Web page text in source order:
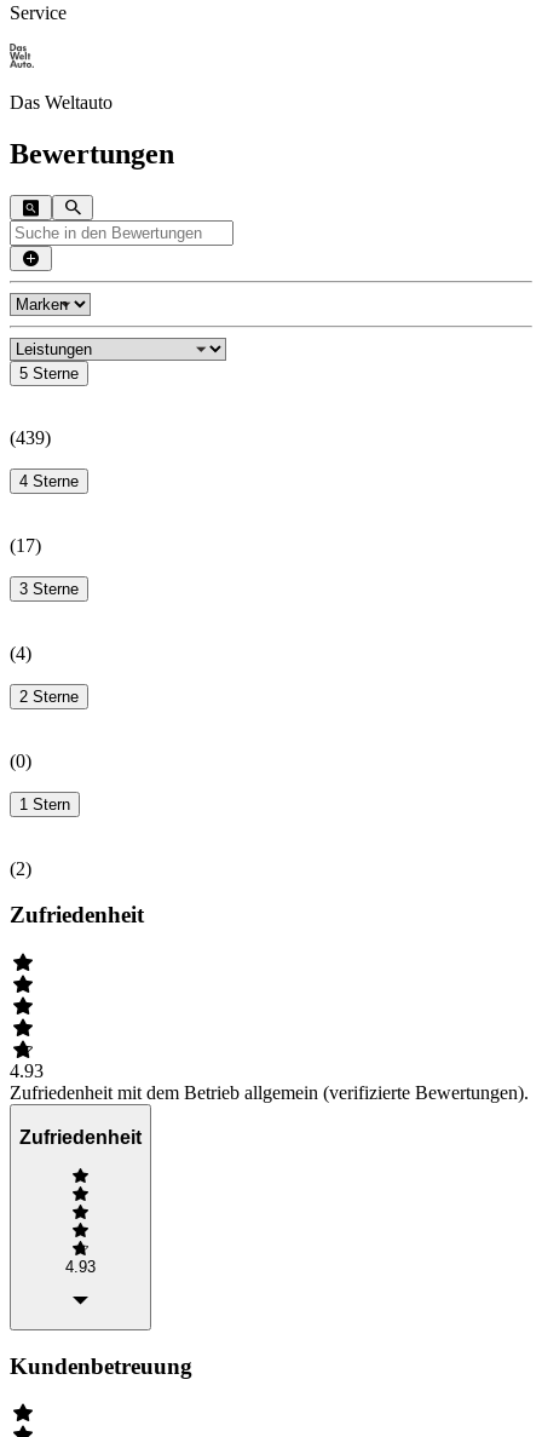
Service
Das Weltauto
Bewertungen
5 Sterne
(439)
4 Sterne
(17)
3 Sterne
(4)
2 Sterne
(0)
1 Stern
(2)
Zufriedenheit
4.93
Zufriedenheit mit dem Betrieb allgemein (verifizierte Bewertungen).
Zufriedenheit
4.93
Kundenbetreuung